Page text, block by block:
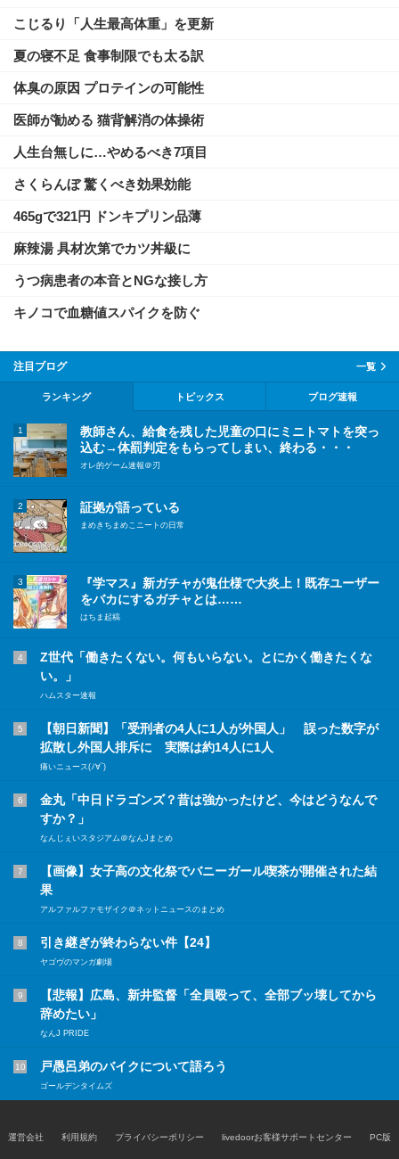
こじるり「人生最高体重」を更新
夏の寝不足 食事制限でも太る訳
体臭の原因 プロテインの可能性
医師が勧める 猫背解消の体操術
人生台無しに…やめるべき7項目
さくらんぼ 驚くべき効果効能
465gで321円 ドンキプリン品薄
麻辣湯 具材次第でカツ丼級に
うつ病患者の本音とNGな接し方
キノコで血糖値スパイクを防ぐ
注目ブログ 一覧
ランキング トピックス ブログ速報
1
教師さん、給食を残した児童の口にミニトマトを突っ
込む→体罰判定をもらってしまい、終わる・・・
オレ的ゲーム速報＠刃
2 証拠が語っている
まめきちまめこニートの日常
3
『学マス』新ガチャが鬼仕様で大炎上！既存ユーザー
をバカにするガチャとは……
はちま起稿
4
Z世代「働きたくない。何もいらない。とにかく働きたくな
い。」
ハムスター速報
5
【朝日新聞】「受刑者の4人に1人が外国人」 誤った数字が
拡散し外国人排斥に 実際は約14人に1人
痛いニュース(ﾉ∀`)
6
金丸「中日ドラゴンズ？昔は強かったけど、今はどうなんで
すか？」
なんじぇいスタジアム＠なんJまとめ
7
【画像】女子高の文化祭でバニーガール喫茶が開催された結
果
アルファルファモザイク＠ネットニュースのまとめ
8 引き継ぎが終わらない件【24】
ヤゴヴのマンガ劇場
9
【悲報】広島、新井監督「全員殴って、全部ブッ壊してから
辞めたい」
なんJ PRIDE
10 戸愚呂弟のバイクについて語ろう
ゴールデンタイムズ
運営会社 利用規約 プライバシーポリシー livedoorお客様サポートセンター PC版